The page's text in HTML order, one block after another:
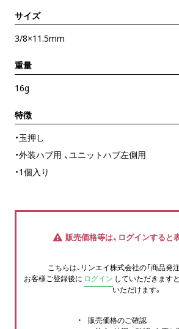
サイズ
3/8×11.5mm
重量
16g
特徴
・玉押し
・外装ハブ用 、ユニットハブ左側用
・1個入り
販売価格等は、ログインすると
こちらは、リンエイ株式会社の「商品発
お客様ご登録後に ログイン していただきます
いただけます。
販売価格のご確認